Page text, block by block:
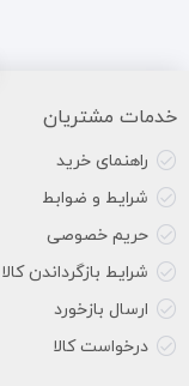
خدمات مشتریان
راهنمای خرید
شرایط و ضوابط
حریم خصوصی
شرایط بازگرداندن کالا
ارسال بازخورد
درخواست کالا